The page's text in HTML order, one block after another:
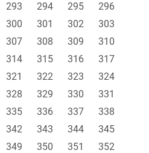
293 294 295
296
300 301 302
303
307 308 309
310
314 315 316
317
321 322 323
324
328 329 330
331
335 336 337
338
342 343 344
345
349 350 351
352